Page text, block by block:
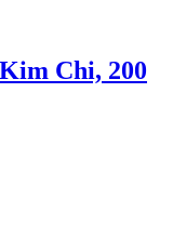
Chi, 200